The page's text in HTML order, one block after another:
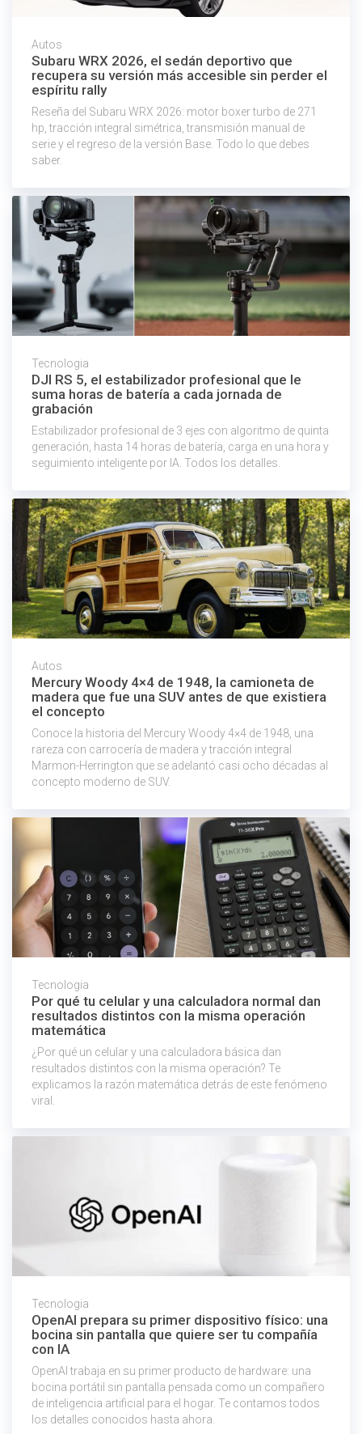
Autos
Subaru WRX 2026, el sedán deportivo que
recupera su versión más accesible sin perder el
espíritu rally
Reseña del Subaru WRX 2026: motor boxer turbo de 271
hp, tracción integral simétrica, transmisión manual de
serie y el regreso de la versión Base. Todo lo que debes
saber.
Tecnologia
DJI RS 5, el estabilizador profesional que le
suma horas de batería a cada jornada de
grabación
Estabilizador profesional de 3 ejes con algoritmo de quinta
generación, hasta 14 horas de batería, carga en una hora y
seguimiento inteligente por IA. Todos los detalles.
Autos
Mercury Woody 4×4 de 1948, la camioneta de
madera que fue una SUV antes de que existiera
el concepto
Conoce la historia del Mercury Woody 4×4 de 1948, una
rareza con carrocería de madera y tracción integral
Marmon-Herrington que se adelantó casi ocho décadas al
concepto moderno de SUV.
Tecnologia
Por qué tu celular y una calculadora normal dan
resultados distintos con la misma operación
matemática
¿Por qué un celular y una calculadora básica dan
resultados distintos con la misma operación? Te
explicamos la razón matemática detrás de este fenómeno
viral.
Tecnologia
OpenAI prepara su primer dispositivo físico: una
bocina sin pantalla que quiere ser tu compañía
con IA
OpenAI trabaja en su primer producto de hardware: una
bocina portátil sin pantalla pensada como un compañero
de inteligencia artificial para el hogar. Te contamos todos
los detalles conocidos hasta ahora.